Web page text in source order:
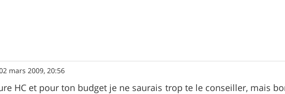
mars 2009, 20:56
HC et pour ton budget je ne saurais trop te le conseiller, mais